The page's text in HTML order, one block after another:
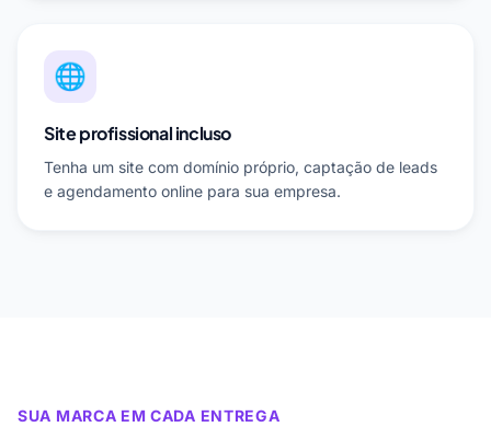
🌐
Site profissional incluso
Tenha um site com domínio próprio, captação de leads
e agendamento online para sua empresa.
SUA MARCA EM CADA ENTREGA